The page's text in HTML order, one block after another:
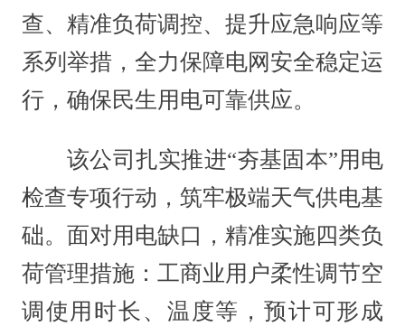
查、精准负荷调控、提升应急响应等
系列举措，全力保障电网安全稳定运
行，确保民生用电可靠供应。
该公司扎实推进“夯基固本”用电
检查专项行动，筑牢极端天气供电基
础。面对用电缺口，精准实施四类负
荷管理措施：工商业用户柔性调节空
调使用时长、温度等，预计可形成